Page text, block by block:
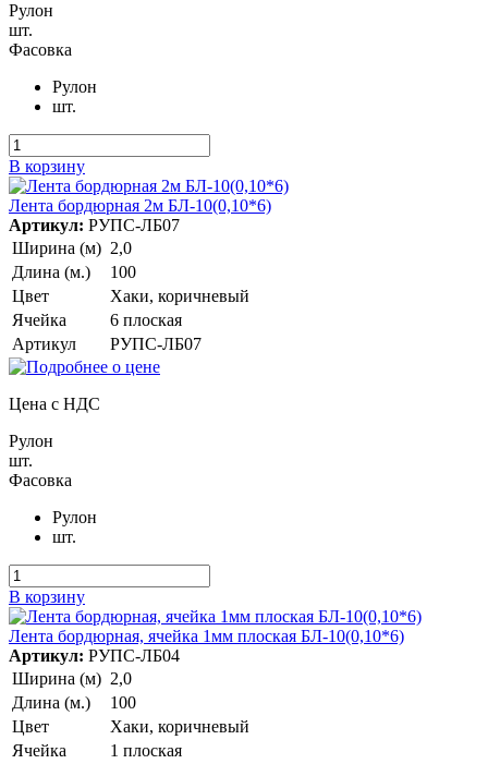
Рулон
шт.
Фасовка
Рулон
шт.
В корзину
Лента бордюрная 2м БЛ-10(0,10*6)
Артикул: РУПС-ЛБ07
Ширина (м) 2,0
Длина (м.)
100
Цвет
Хаки, коричневый
Ячейка
6 плоская
Артикул
РУПС-ЛБ07
Цена с НДС
Рулон
шт.
Фасовка
Рулон
шт.
В корзину
Лента бордюрная, ячейка 1мм плоская БЛ-10(0,10*6)
Артикул: РУПС-ЛБ04
Ширина (м) 2,0
Длина (м.)
100
Цвет
Хаки, коричневый
Ячейка
1 плоская